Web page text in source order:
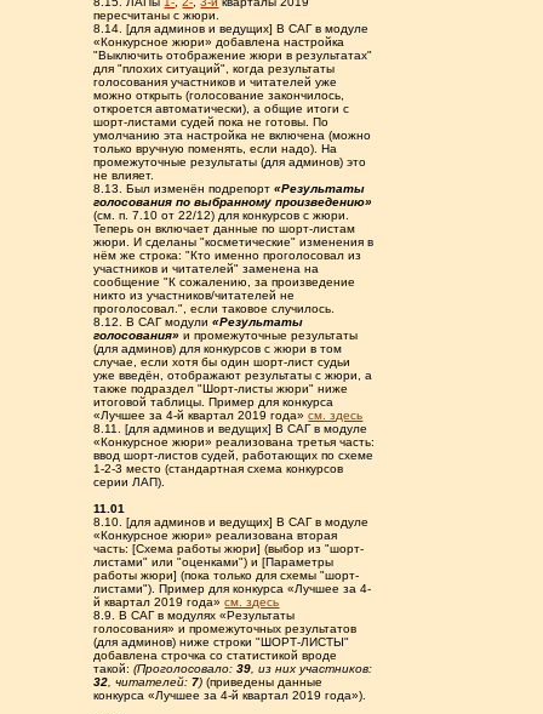
пересчитаны с жюри.
8.14. [для админов и ведущих] В САГ в модуле
«Конкурсное жюри» добавлена настройка
"Выключить отображение жюри в результатах"
для "плохих ситуаций", когда результаты
голосования участников и читателей уже
можно открыть (голосование закончилось,
откроется автоматически), а общие итоги с
шорт-листами судей пока не готовы. По
умолчанию эта настройка не включена (можно
только вручную поменять, если надо). На
промежуточные результаты (для админов) это
не влияет.
8.13. Был изменён подрепорт«Результаты
голосования по выбранному произведению»
(см. п. 7.10 от 22/12) для конкурсов с жюри.
Теперь он включает данные по шорт-листам
жюри. И сделаны "косметические" изменения в
нём же строка: "Кто именно проголосовал из
участников и читателей" заменена на
сообщение "К сожалению, за произведение
никто из участников/читателей не
проголосовал.", если таковое случилось.
8.12. В САГ модули«Результаты
голосования» и промежуточные результаты
(для админов) для конкурсов с жюри в том
случае, если хотя бы один шорт-лист судьи
уже введён, отображают результаты с жюри, а
также подраздел "Шорт-листы жюри" ниже
итоговой таблицы. Пример для конкурса
«Лучшее за 4-й квартал 2019 года»см. здесь
8.11. [для админов и ведущих] В САГ в модуле
«Конкурсное жюри» реализована третья часть:
ввод шорт-листов судей, работающих по схеме
1-2-3 место (стандартная схема конкурсов
серии ЛАП).
11.01
8.10. [для админов и ведущих] В САГ в модуле
«Конкурсное жюри» реализована вторая
часть: [Схема работы жюри] (выбор из "шорт-
листами" или "оценками") и [Параметры
работы жюри] (пока только для схемы "шорт-
листами"). Пример для конкурса «Лучшее за 4-
й квартал 2019 года»см. здесь
8.9. В САГ в модулях «Результаты
голосования» и промежуточных результатов
(для админов) ниже строки "ШОРТ-ЛИСТЫ"
добавлена строчка со статистикой вроде
такой:(Проголосовало:39 , из них участников:
32 , читателей:7) (приведены данные
конкурса «Лучшее за 4-й квартал 2019 года»).